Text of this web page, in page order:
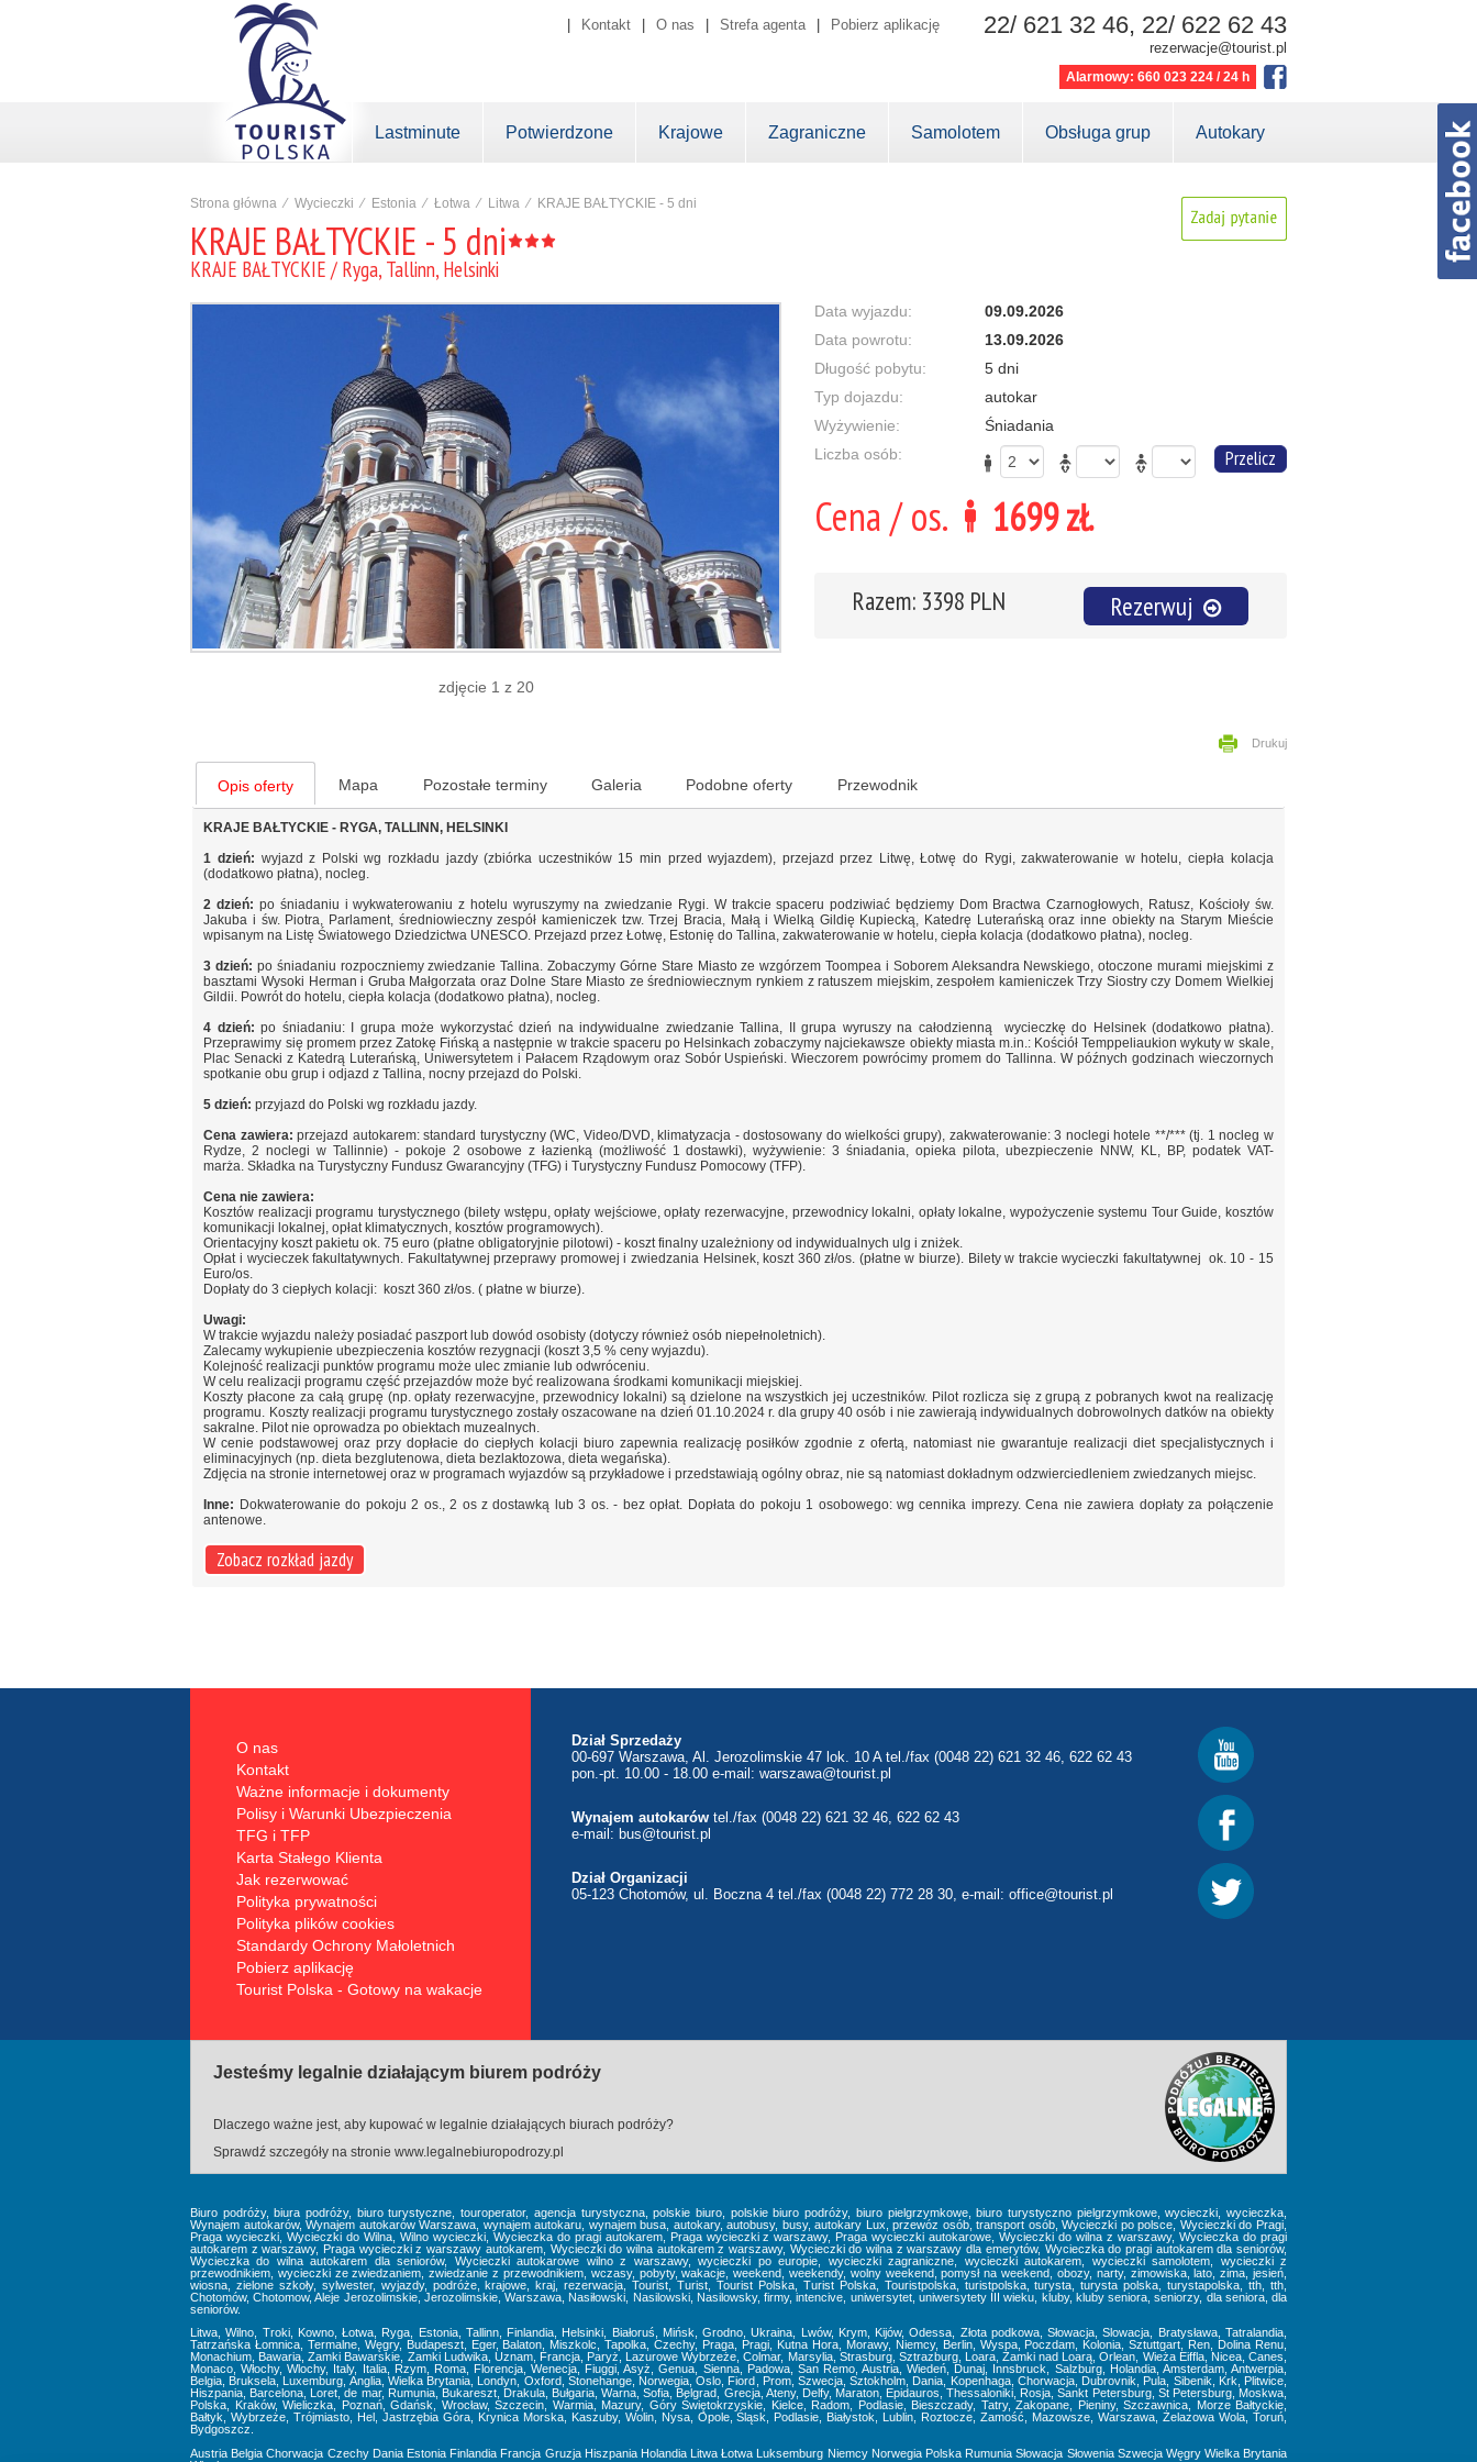
22/ 621 32 46, 22/ 622 62 43
rezerwacje@tourist.pl
Alarmowy: 660 023 224 / 24 h
Kontakt O nas Strefa agenta Pobierz aplikację
Lastminute Potwierdzone Krajowe Zagraniczne Samolotem Obsługa grup Autokary
Strona główna ⁄ Wycieczki ⁄ Estonia ⁄ Łotwa ⁄ Litwa ⁄ KRAJE BAŁTYCKIE - 5 dni
KRAJE BAŁTYCKIE - 5 dni
KRAJE BAŁTYCKIE / Ryga, Tallinn, Helsinki
zdjęcie 1 z 20
Data wyjazdu:
09.09.2026
Data powrotu:
13.09.2026
Długość pobytu:
5 dni
Typ dojazdu:
autokar
Wyżywienie:
Śniadania
Liczba osób:
Cena / os. 1699 zł.
Razem: 3398 PLN Rezerwuj
Drukuj
Opis oferty Mapa Pozostałe terminy Galeria Podobne oferty Przewodnik
KRAJE BAŁTYCKIE - RYGA, TALLINN, HELSINKI
1 dzień: wyjazd z Polski wg rozkładu jazdy (zbiórka uczestników 15 min przed wyjazdem), przejazd przez Litwę, Łotwę do Rygi, zakwaterowanie w hotelu, ciepła kolacja
(dodatkowo płatna), nocleg.
2 dzień: po śniadaniu i wykwaterowaniu z hotelu wyruszymy na zwiedzanie Rygi. W trakcie spaceru podziwiać będziemy Dom Bractwa Czarnogłowych, Ratusz, Kościoły św.
Jakuba i św. Piotra, Parlament, średniowieczny zespół kamieniczek tzw. Trzej Bracia, Małą i Wielką Gildię Kupiecką, Katedrę Luterańską oraz inne obiekty na Starym Mieście
wpisanym na Listę Światowego Dziedzictwa UNESCO. Przejazd przez Łotwę, Estonię do Tallina, zakwaterowanie w hotelu, ciepła kolacja (dodatkowo płatna), nocleg.
3 dzień:po śniadaniu rozpoczniemy zwiedzanie Tallina. Zobaczymy Górne Stare Miasto ze wzgórzem Toompea i Soborem Aleksandra Newskiego, otoczone murami miejskimi z
basztami Wysoki Herman i Gruba Małgorzata oraz Dolne Stare Miasto ze średniowiecznym rynkiem z ratuszem miejskim, zespołem kamieniczek Trzy Siostry czy Domem Wielkiej
Gildii. Powrót do hotelu, ciepła kolacja (dodatkowo płatna), nocleg.
4 dzień:po śniadaniu: I grupa może wykorzystać dzień na indywidualne zwiedzanie Tallina, II grupa wyruszy na całodzienną wycieczkę do Helsinek (dodatkowo płatna).
Przeprawimy się promem przez Zatokę Fińską a następnie w trakcie spaceru po Helsinkach zobaczymy najciekawsze obiekty miasta m.in.: Kościół Temppeliaukion wykuty w skale,
Plac Senacki z Katedrą Luterańską, Uniwersytetem i Pałacem Rządowym oraz Sobór Uspieński. Wieczorem powrócimy promem do Tallinna. W późnych godzinach wieczornych
spotkanie obu grup i odjazd z Tallina, nocny przejazd do Polski.
5 dzień:przyjazd do Polski wg rozkładu jazdy.
Cena zawiera:przejazd autokarem: standard turystyczny (WC, Video/DVD, klimatyzacja - dostosowany do wielkości grupy), zakwaterowanie: 3 noclegi hotele **/*** (tj. 1 nocleg w
Rydze, 2 noclegi w Tallinnie) - pokoje 2 osobowe z łazienką (możliwość 1 dostawki), wyżywienie: 3 śniadania, opieka pilota, ubezpieczenie NNW, KL, BP, podatek VAT-
marża. Składka na Turystyczny Fundusz Gwarancyjny (TFG) i Turystyczny Fundusz Pomocowy (TFP).
Cena nie zawiera:
Kosztów realizacji programu turystycznego (bilety wstępu, opłaty wejściowe, opłaty rezerwacyjne, przewodnicy lokalni, opłaty lokalne, wypożyczenie systemu Tour Guide, kosztów
komunikacji lokalnej, opłat klimatycznych, kosztów programowych).
Orientacyjny koszt pakietu ok. 75 euro (płatne obligatoryjnie pilotowi) - koszt finalny uzależniony od indywidualnych ulg i zniżek.
Opłat i wycieczek fakultatywnych. Fakultatywnej przeprawy promowej i zwiedzania Helsinek, koszt 360 zł/os. (płatne w biurze). Biletyw trakcie wycieczki fakultatywnej ok. 10 - 15
Euro/os.
Dopłaty do 3 ciepłych kolacji: koszt 360 zł/os. ( płatne w biurze).
Uwagi:
W trakcie wyjazdu należy posiadać paszport lub dowód osobisty (dotyczy również osób niepełnoletnich).
Zalecamy wykupienie ubezpieczenia kosztów rezygnacji (koszt 3,5 % ceny wyjazdu).
Kolejność realizacji punktów programu może ulec zmianie lub odwróceniu.
W celu realizacji programu część przejazdów może być realizowana środkami komunikacji miejskiej.
Koszty płacone za całą grupę (np. opłaty rezerwacyjne, przewodnicy lokalni) są dzielone na wszystkich jej uczestników. Pilot rozlicza się z grupą z pobranych kwot na realizację
programu. Koszty realizacji programu turystycznego zostały oszacowane na dzień 01.10.2024 r. dla grupy 40 osób i nie zawierają indywidualnych dobrowolnych datków na obiekty
sakralne. Pilot nie oprowadza po obiektach muzealnych.
W cenie podstawowej oraz przy dopłacie do ciepłych kolacji biuro zapewnia realizację posiłków zgodnie z ofertą, natomiast nie gwarantuje realizacji diet specjalistycznych i
eliminacyjnych (np. dieta bezglutenowa, dieta bezlaktozowa, dieta wegańska).
Zdjęcia na stronie internetowej oraz w programach wyjazdów są przykładowe i przedstawiają ogólny obraz, nie są natomiast dokładnym odzwierciedleniem zwiedzanych miejsc.
Inne: Dokwaterowanie do pokoju 2 os., 2 os z dostawką lub 3 os. - bez opłat. Dopłata do pokoju 1 osobowego: wg cennika imprezy. Cena nie zawiera dopłaty za połączenie
antenowe.
Zobacz rozkład jazdy
O nas
Kontakt
Ważne informacje i dokumenty
Polisy i Warunki Ubezpieczenia
TFG i TFP
Karta Stałego Klienta
Jak rezerwować
Polityka prywatności
Polityka plików cookies
Standardy Ochrony Małoletnich
Pobierz aplikację
Tourist Polska - Gotowy na wakacje
Dział Sprzedaży
00-697 Warszawa, Al. Jerozolimskie 47 lok. 10 A tel./fax (0048 22) 621 32 46, 622 62 43
pon.-pt. 10.00 - 18.00 e-mail: warszawa@tourist.pl
Wynajem autokarów tel./fax (0048 22) 621 32 46, 622 62 43
e-mail: bus@tourist.pl
Dział Organizacji
05-123 Chotomów, ul. Boczna 4 tel./fax (0048 22) 772 28 30, e-mail: office@tourist.pl
Jesteśmy legalnie działającym biurem podróży
Dlaczego ważne jest, aby kupować w legalnie działających biurach podróży?
Sprawdź szczegóły na stronie www.legalnebiuropodrozy.pl
Biuro podróży, biura podróży, biuro turystyczne, touroperator, agencja turystyczna, polskie biuro, polskie biuro podróży, biuro pielgrzymkowe, biuro turystyczno pielgrzymkowe, wycieczki, wycieczka,
Wynajem autokarów, Wynajem autokarów Warszawa, wynajem autokaru, wynajem busa, autokary, autobusy, busy, autokary Lux, przewóz osób, transport osób, Wycieczki po polsce, Wycieczki do Pragi,
Praga wycieczki, Wycieczki do Wilna, Wilno wycieczki, Wycieczka do pragi autokarem, Praga wycieczki z warszawy, Praga wycieczki autokarowe, Wycieczki do wilna z warszawy, Wycieczka do pragi
autokarem z warszawy, Praga wycieczki z warszawy autokarem, Wycieczki do wilna autokarem z warszawy, Wycieczki do wilna z warszawy dla emerytów, Wycieczka do pragi autokarem dla seniorów,
Wycieczka do wilna autokarem dla seniorów, Wycieczki autokarowe wilno z warszawy, wycieczki po europie, wycieczki zagraniczne, wycieczki autokarem, wycieczki samolotem, wycieczki z
przewodnikiem, wycieczki ze zwiedzaniem, zwiedzanie z przewodnikiem, wczasy, pobyty, wakacje, weekend, weekendy, wolny weekend, pomysł na weekend, obozy, narty, zimowiska, lato, zima, jesień,
wiosna, zielone szkoły, sylwester, wyjazdy, podróże, krajowe, kraj, rezerwacja, Tourist, Turist, Tourist Polska, Turist Polska, Touristpolska, turistpolska, turysta, turysta polska, turystapolska, tth, tth,
Chotomów, Chotomow, Aleje Jerozolimskie, Jerozolimskie, Warszawa, Nasiłowski, Nasilowski, Nasilowsky, firmy, intencive, uniwersytet, uniwersytety III wieku, kluby, kluby seniora, seniorzy, dla seniora, dla
seniorów.
Litwa, Wilno, Troki, Kowno, Łotwa, Ryga, Estonia, Tallinn, Finlandia, Helsinki, Białoruś, Mińsk, Grodno, Ukraina, Lwów, Krym, Kijów, Odessa, Złota podkowa, Słowacja, Slowacja, Bratysława, Tatralandia,
Tatrzańska Łomnica, Termalne, Węgry, Budapeszt, Eger, Balaton, Miszkolc, Tapolka, Czechy, Praga, Pragi, Kutna Hora, Morawy, Niemcy, Berlin, Wyspa, Poczdam, Kolonia, Sztuttgart, Ren, Dolina Renu,
Monachium, Bawaria, Zamki Bawarskie, Zamki Ludwika, Uznam, Francja, Paryż, Lazurowe Wybrzeże, Colmar, Marsylia, Strasburg, Sztrazburg, Loara, Zamki nad Loarą, Orlean, Wieża Eiffla, Nicea, Canes,
Monaco, Włochy, Wlochy, Italy, Italia, Rzym, Roma, Florencja, Wenecja, Fiuggi, Asyż, Genua, Sienna, Padowa, San Remo, Austria, Wiedeń, Dunaj, Innsbruck, Salzburg, Holandia, Amsterdam, Antwerpia,
Belgia, Bruksela, Luxemburg, Anglia, Wielka Brytania, Londyn, Oxford, Stonehange, Norwegia, Oslo, Fiord, Prom, Szwecja, Sztokholm, Dania, Kopenhaga, Chorwacja, Dubrovnik, Pula, Sibenik, Krk, Plitwice,
Hiszpania, Barcelona, Loret, de mar, Rumunia, Bukareszt, Drakula, Bułgaria, Warna, Sofia, Belgrad, Grecja, Ateny, Delfy, Maraton, Epidauros, Thessaloniki, Rosja, Sankt Petersburg, St Petersburg, Moskwa,
Polska, Kraków, Wieliczka, Poznań, Gdańsk, Wrocław, Szczecin, Warmia, Mazury, Góry Świętokrzyskie, Kielce, Radom, Podlasie, Bieszczady, Tatry, Zakopane, Pieniny, Szczawnica, Morze Bałtyckie,
Bałtyk, Wybrzeże, Trójmiasto, Hel, Jastrzębia Góra, Krynica Morska, Kaszuby, Wolin, Nysa, Opole, Śląsk, Podlasie, Białystok, Lublin, Roztocze, Zamość, Mazowsze, Warszawa, Żelazowa Wola, Toruń,
Bydgoszcz.
Austria Belgia Chorwacja Czechy Dania Estonia Finlandia Francja Gruzja Hiszpania Holandia Litwa Łotwa Luksemburg Niemcy Norwegia Polska Rumunia Słowacja Słowenia Szwecja Węgry Wielka Brytania